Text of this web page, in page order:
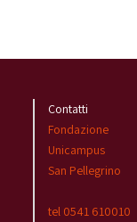
Contatti
Fondazione
Unicampus
San Pellegrino
tel 0541 610010